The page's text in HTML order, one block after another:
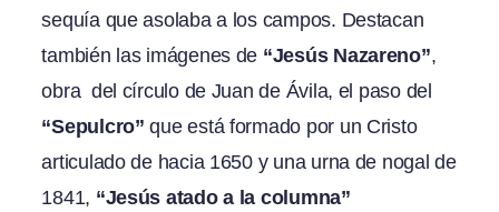
sequía que asolaba a los campos. Destacan
también las imágenes de “Jesús Nazareno”,
obra del círculo de Juan de Ávila, el paso del
“Sepulcro” que está formado por un Cristo
articulado de hacia 1650 y una urna de nogal de
1841, “Jesús atado a la columna”